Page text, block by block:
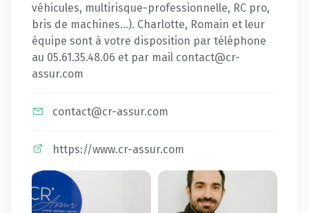
véhicules, multirisque-professionnelle, RC pro,
bris de machines…). Charlotte, Romain et leur
équipe sont à votre disposition par téléphone
au 05.61.35.48.06 et par mail contact@cr-
assur.com
contact@cr-assur.com
https://www.cr-assur.com